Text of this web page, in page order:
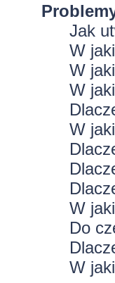
Jak
W
W
W
W
W
Do
W